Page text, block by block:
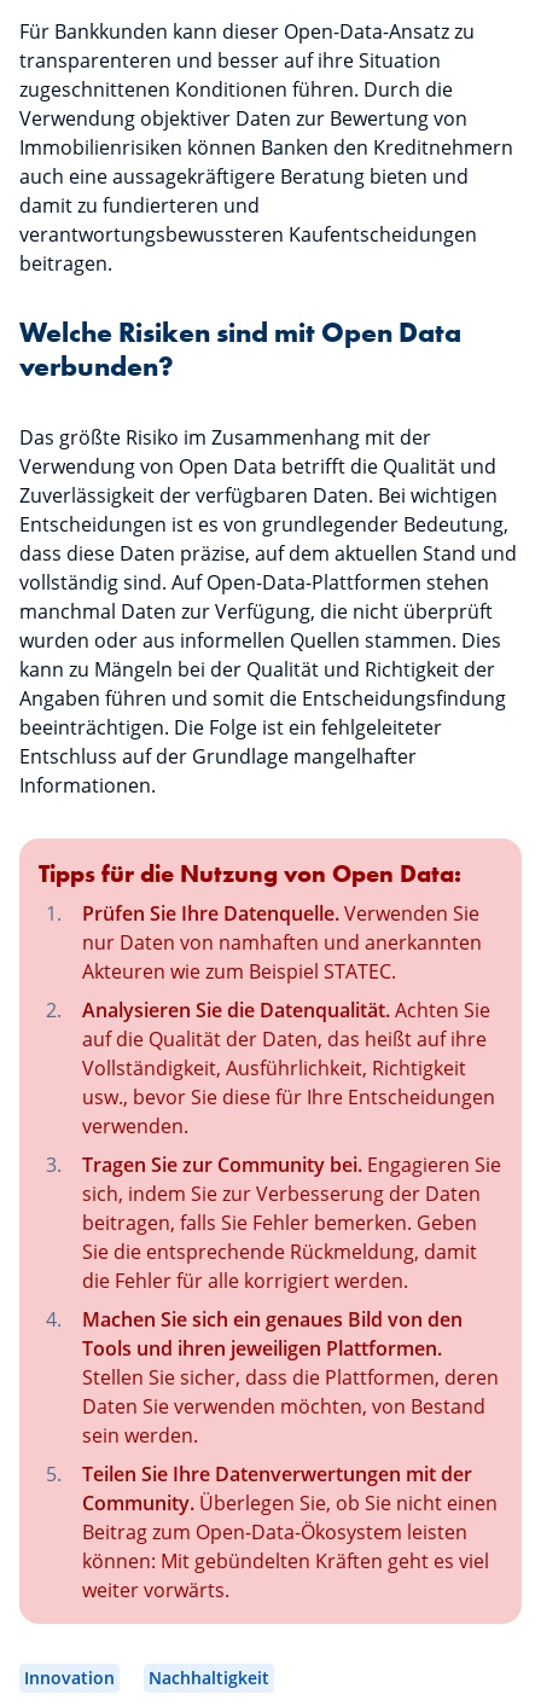
Für Bankkunden kann dieser Open-Data-Ansatz zu
transparenteren und besser auf ihre Situation
zugeschnittenen Konditionen führen. Durch die
Verwendung objektiver Daten zur Bewertung von
Immobilienrisiken können Banken den Kreditnehmern
auch eine aussagekräftigere Beratung bieten und
damit zu fundierteren und
verantwortungsbewussteren Kaufentscheidungen
beitragen.
Welche Risiken sind mit Open Data
verbunden?
Das größte Risiko im Zusammenhang mit der
Verwendung von Open Data betrifft die Qualität und
Zuverlässigkeit der verfügbaren Daten. Bei wichtigen
Entscheidungen ist es von grundlegender Bedeutung,
dass diese Daten präzise, auf dem aktuellen Stand und
vollständig sind. Auf Open-Data-Plattformen stehen
manchmal Daten zur Verfügung, die nicht überprüft
wurden oder aus informellen Quellen stammen. Dies
kann zu Mängeln bei der Qualität und Richtigkeit der
Angaben führen und somit die Entscheidungsfindung
beeinträchtigen. Die Folge ist ein fehlgeleiteter
Entschluss auf der Grundlage mangelhafter
Informationen.
Tipps für die Nutzung von Open Data:
Prüfen Sie Ihre Datenquelle.Verwenden Sie
nur Daten von namhaften und anerkannten
Akteuren wie zum Beispiel STATEC.
Analysieren Sie die Datenqualität.Achten Sie
auf die Qualität der Daten, das heißt auf ihre
Vollständigkeit, Ausführlichkeit, Richtigkeit
usw., bevor Sie diese für Ihre Entscheidungen
verwenden.
Tragen Sie zur Community bei. Engagieren Sie
sich, indem Sie zur Verbesserung der Daten
beitragen, falls Sie Fehler bemerken. Geben
Sie die entsprechende Rückmeldung, damit
die Fehler für alle korrigiert werden.
Machen Sie sich ein genaues Bild von den
Tools und ihren jeweiligen Plattformen.
Stellen Sie sicher, dass die Plattformen, deren
Daten Sie verwenden möchten, von Bestand
sein werden.
Teilen Sie Ihre Datenverwertungen mit der
Community. Überlegen Sie, ob Sie nicht einen
Beitrag zum Open-Data-Ökosystem leisten
können: Mit gebündelten Kräften geht es viel
weiter vorwärts.
Innovation Nachhaltigkeit